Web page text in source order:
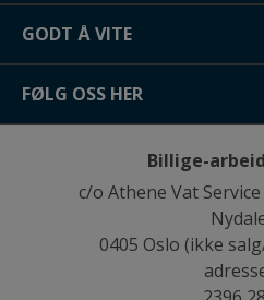
GODT Å VITE
FØLG OSS HER
Billige-
c/o Athene Vat
0405 Oslo (ikke